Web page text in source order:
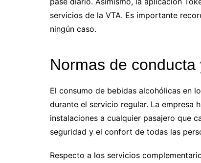
servicios de la VTA. Es importante
ningún caso.
Normas de
El consumo de bebidas alcohólicas en
durante el servicio regular. La empresa
instalaciones a cualquier pasajero que
seguridad y el confort de todas las
Respecto a los servicios